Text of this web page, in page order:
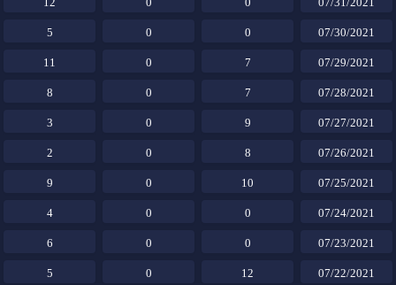
07/30/2021
0
0
5
07/29/2021
7
0
11
07/28/2021
7
0
8
07/27/2021
9
0
3
07/26/2021
8
0
2
07/25/2021
10
0
9
07/24/2021
0
0
4
07/23/2021
0
0
6
07/22/2021
12
0
5